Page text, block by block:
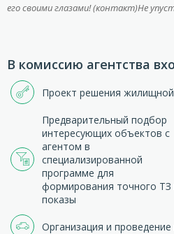
его своими глазами! (контакт)Не
В комиссию агентства
Проект решения
Предварительный подбор
интересующих объектов с
агентом в
специализированной
программе для
формирования точного ТЗ
показы
Организация и проведение